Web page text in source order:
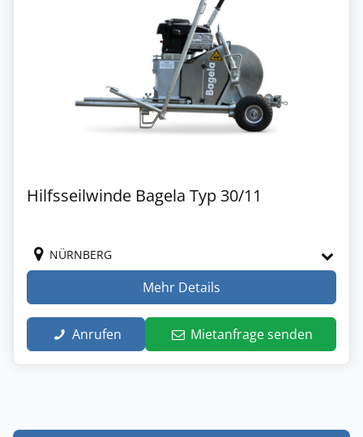
Hilfsseilwinde Bagela Typ 30/11
NÜRNBERG
Mehr Details
Anrufen Mietanfrage senden